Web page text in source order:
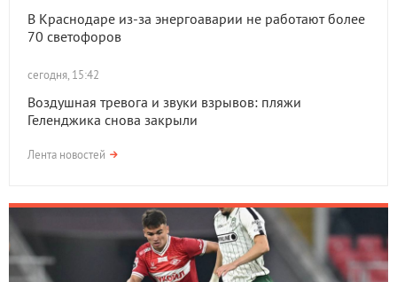
В Краснодаре из-за энергоаварии не работают более
70 светофоров
сегодня, 15:42
Воздушная тревога и звуки взрывов: пляжи
Геленджика снова закрыли
Лента новостей